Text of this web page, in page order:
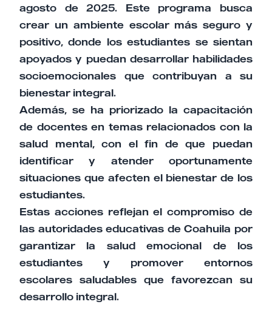
agosto de 2025. Este programa busca
crear un ambiente escolar más seguro y
positivo, donde los estudiantes se sientan
apoyados y puedan desarrollar habilidades
socioemocionales que contribuyan a su
bienestar integral.
Además, se ha priorizado la capacitación
de docentes en temas relacionados con la
salud mental, con el fin de que puedan
identificar y atender oportunamente
situaciones que afecten el bienestar de los
estudiantes.
Estas acciones reflejan el compromiso de
las autoridades educativas de Coahuila por
garantizar la salud emocional de los
estudiantes y promover entornos
escolares saludables que favorezcan su
desarrollo integral.